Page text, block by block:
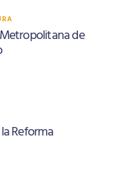
de
Reforma